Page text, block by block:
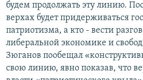
будем продолжать эту линию.
верхах будет придерживаться
патриотизма, а кто - вести
либеральной экономике и
Зюганов пообещал
свою линию, явно показав, что